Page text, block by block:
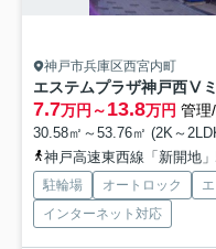
神戸市兵庫区西宮内町
エステムプラザ神戸西Ⅴ
7.7万円～13.8万円 管理
30.58㎡～53.76㎡ (2K～
神戸高速東西線「新開地
駐輪場 オートロック
インターネット対応